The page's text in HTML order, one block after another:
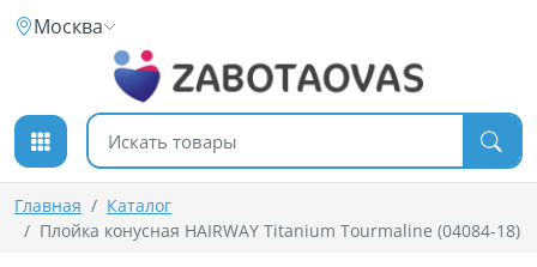
К содержимому
Москва
Поиск товаров
Главная
Каталог
Плойка конусная HAIRWAY Titanium Tourmaline (04084-18)